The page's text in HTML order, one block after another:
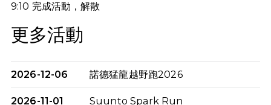
9:10 完成活動，解散
更多活動
2026-12-06 諾德猛龍越野跑2026
2026-11-01 Suunto Spark Run